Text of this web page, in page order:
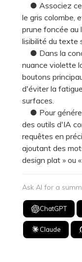
● Associez
le gris colombe,
prune foncée au
lisibilité du texte
● Dans la
nuance violette
boutons
d'éviter la
surfaces.
● Pour
des outils d'IA
requêtes en
ajoutant des
design plat » ou
Ask AI for a
ChatGPT
Claude